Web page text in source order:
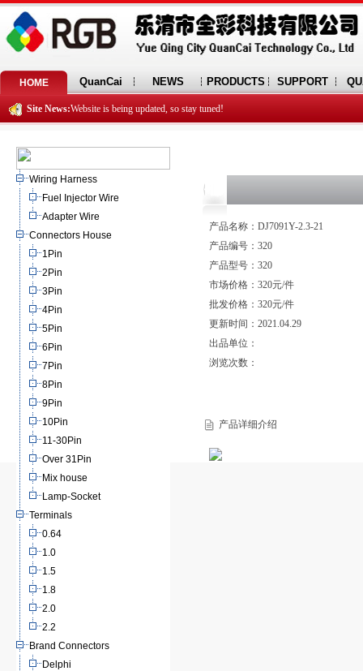
HOME QuanCai NEWS PRODUCTS SUPPORT
Site News:Website is being updated, so stay tuned!
Wiring Harness
Fuel Injector Wire
Adapter Wire
Connectors House
1Pin
2Pin
3Pin
4Pin
5Pin
6Pin
7Pin
8Pin
9Pin
10Pin
11-30Pin
Over 31Pin
Mix house
Lamp-Socket
Terminals
0.64
1.0
1.5
1.8
2.0
2.2
Brand Connectors
Delphi
产品名称：DJ7091Y-2.3-21
产品编号：320
产品型号：320
市场价格：320元/件
批发价格：320元/件
更新时间：2021.04.29
出品单位：
浏览次数：
产品详细介绍